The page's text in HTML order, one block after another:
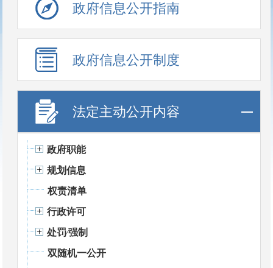
政府信息公开指南
政府信息公开制度
法定主动公开内容
政府职能
规划信息
权责清单
行政许可
处罚⁄强制
双随机一公开